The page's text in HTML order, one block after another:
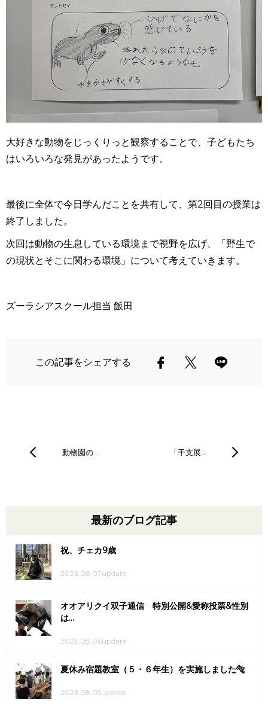
大好きな動物をじっくりっと観察することで、子どもたち
はいろいろな発見があったようです。
最後に全体で今日学んだことを共有して、第2回目の授業は
終了しました。
次回は動物の生息している環境まで視野を広げ、「野生で
の現状とそこに関わる環境」について考えていきます。
ズーラシアスクール担当 飯田
この記事をシェアする
動物園の… 「干支展…
最新のブログ記事
祝、チェカ9歳
2026.08.07update
オオアリクイ双子通信 特別公開&愛称投票&性別
は...
2026.08.06update
夏休み宿題教室（５・６年生）を実施しました🐅
2026.08.05update